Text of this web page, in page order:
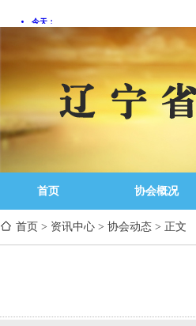
首页 协会概况
首页 > 资讯中心 > 协会动态 > 正文